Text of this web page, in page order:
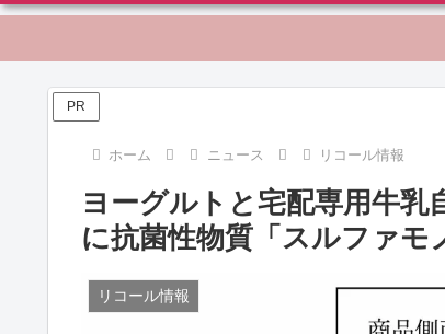
PR
ホーム ニュース リコール情報
ヨーグルトと宅配専用牛乳
に抗菌性物質「スルファモ
リコール情報